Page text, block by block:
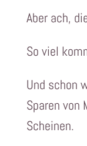
Aber ach,
So viel
Und schon
Sparen von
Scheinen.